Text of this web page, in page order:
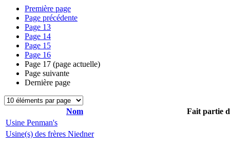
Première page
Page précédente
Page 13
Page 14
Page 15
Page 16
Page 17 (page actuelle)
Page suivante
Dernière page
Nom
Fait partie
Usine Penman's
Usine(s) des frères Niedner